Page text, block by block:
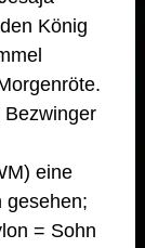
König
eine
gesehen;
= Sohn